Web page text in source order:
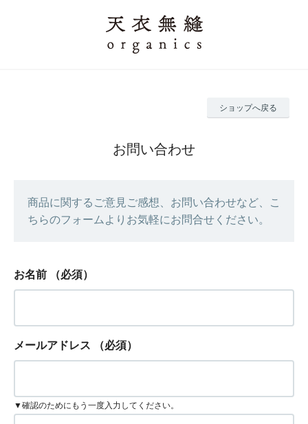
ショップへ戻る
お問い合わせ
商品に関するご意見ご感想、お問い合わせなど、こ
ちらのフォームよりお気軽にお問合せください。
お名前 （必須）
メールアドレス （必須）
▼確認のためにもう一度入力してください。